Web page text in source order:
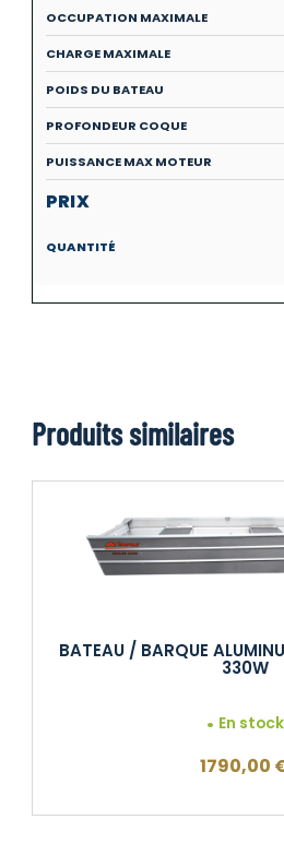
Produits similaires
BATEAU / BARQUE
330W
En stock
1790,00